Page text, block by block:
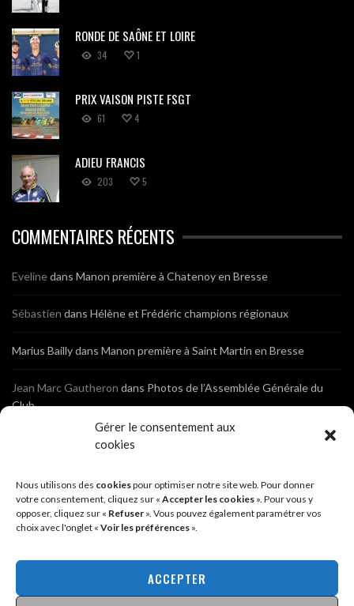
Gérer le consentement aux
cookies
Nous utilisons des cookiespour optimiser notre site web. Pour donner
votre consentement, cliquez sur « Accepter les cookies ». Pour vous y
opposer, cliquez sur « Refuser ». Vous pouvez également paramétrer vos
choix avec l'onglet « Voir les préférences ».
ACCEPTER
RONDE DE SAÔNE ET LOIRE
34 1
PRIX VAISON PISTE FSGT
61 4
ADIEU FRANCIS
203 5
COMMENTAIRES RÉCENTS
Evelinedans Manon première à Chatenoy en Bresse
Sébastien dans Hélène et Frédéric champions régionaux
Marius Baillydans Manon première à Saint Martin en Bresse
Jean Marc Gautheron dans Photos de l’Assemblée Générale du
Club
Photos de l’Assemblée Générale du Club
Sébastien dans Cyclocross de Brochon (21)
Breniauxdans Cyclocross de Brochon (21)